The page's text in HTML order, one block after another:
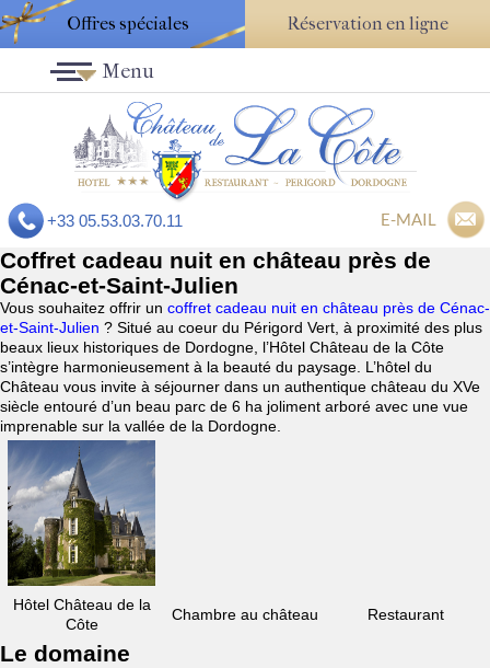
Offres spéciales Réservation en ligne
+33 05.53.03.70.11 E-MAIL
Menu
Coffret cadeau nuit en château près de
Cénac-et-Saint-Julien
Vous souhaitez offrir un coffret cadeau nuit en château près de Cénac-
et-Saint-Julien ? Situé au coeur du Périgord Vert, à proximité des plus
beaux lieux historiques de Dordogne, l’Hôtel Château de la Côte
s’intègre harmonieusement à la beauté du paysage. L’hôtel du
Château vous invite à séjourner dans un authentique château du XVe
siècle entouré d’un beau parc de 6 ha joliment arboré avec une vue
imprenable sur la vallée de la Dordogne.
Hôtel Château de la
Côte
Chambre au château Restaurant
Le domaine